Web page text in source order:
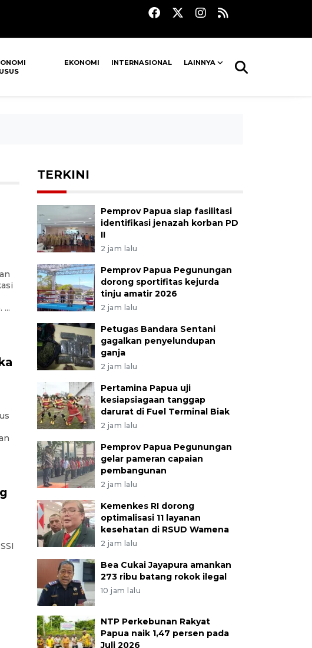
EKONOMI INTERNASIONAL LAINNYA
TERKINI
Pemprov Papua siap fasilitasi
identifikasi jenazah korban PD
II
2 jam lalu
Pemprov Papua Pegunungan
dorong sportifitas kejurda
tinju amatir 2026
2 jam lalu
Petugas Bandara Sentani
gagalkan penyelundupan
ganja
2 jam lalu
Pertamina Papua uji
kesiapsiagaan tanggap
darurat di Fuel Terminal Biak
2 jam lalu
Pemprov Papua Pegunungan
gelar pameran capaian
pembangunan
2 jam lalu
Kemenkes RI dorong
optimalisasi 11 layanan
kesehatan di RSUD Wamena
2 jam lalu
Bea Cukai Jayapura amankan
273 ribu batang rokok ilegal
10 jam lalu
NTP Perkebunan Rakyat
Papua naik 1,47 persen pada
Juli 2026